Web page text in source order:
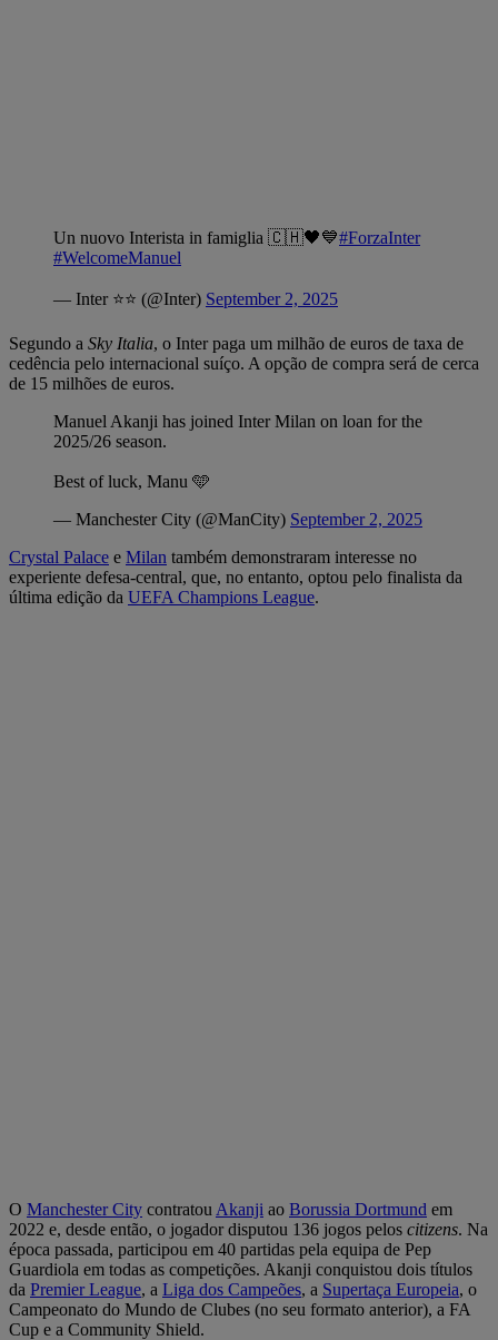
Un nuovo Interista in famiglia 🇨🇭🖤💙#ForzaInter
#WelcomeManuel
— Inter ⭐⭐ (@Inter) September 2, 2025
Segundo a Sky Italia, o Inter paga um milhão de euros de taxa de
cedência pelo internacional suíço. A opção de compra será de cerca
de 15 milhões de euros.
Manuel Akanji has joined Inter Milan on loan for the
2025/26 season.
Best of luck, Manu 🩵
— Manchester City (@ManCity) September 2, 2025
Crystal Palace e Milan também demonstraram interesse no
experiente defesa-central, que, no entanto, optou pelo finalista da
última edição da UEFA Champions League.
O Manchester City contratou Akanji ao Borussia Dortmund em
2022 e, desde então, o jogador disputou 136 jogos pelos citizens. Na
época passada, participou em 40 partidas pela equipa de Pep
Guardiola em todas as competições. Akanji conquistou dois títulos
da Premier League, a Liga dos Campeões, a Supertaça Europeia, o
Campeonato do Mundo de Clubes (no seu formato anterior), a FA
Cup e a Community Shield.